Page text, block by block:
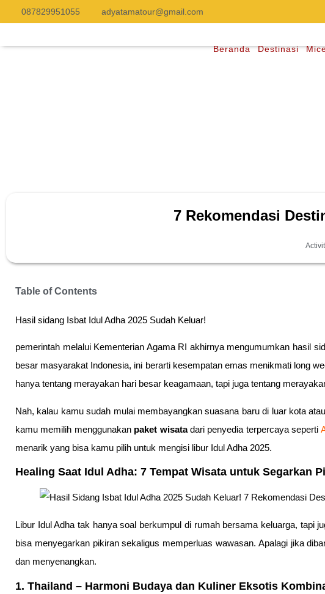
087829951055 adyatamatour@gmail.com
Beranda Destinasi
7 Rekomendasi
Table of Contents
Hasil sidang Isbat Idul Adha 2025 Sudah Keluar!
pemerintah melalui Kementerian Agama RI akhirnya mengumumkan hasil
besar masyarakat Indonesia, ini berarti kesempatan emas menikmati long
hanya tentang merayakan hari besar keagamaan, tapi juga tentang
Nah, kalau kamu sudah mulai membayangkan suasana baru di luar kota
kamu memilih menggunakan paket wisatadari penyedia terpercaya seperti
menarik yang bisa kamu pilih untuk mengisi libur Idul Adha 2025.
Healing Saat Idul Adha: 7 Tempat Wisata untuk Segarkan
Libur Idul Adha tak hanya soal berkumpul di rumah bersama keluarga, tapi
bisa menyegarkan pikiran sekaligus memperluas wawasan. Apalagi jika
dan menyenangkan.
1. Thailand – Harmoni Budaya dan Kuliner Eksotis